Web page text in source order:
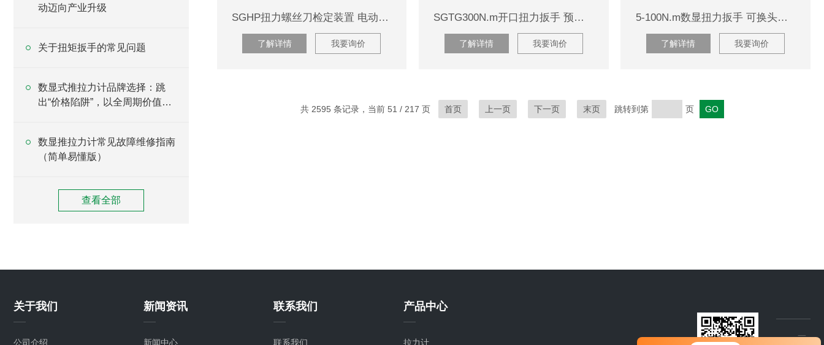
动迈向产业升级
关于扭矩扳手的常见问题
​数显式推拉力计品牌选择：跳
出“价格陷阱”，以全周期价值为
数显推拉力计常见故障维修指南
（简单易懂版）
查看全部
SGHP扭力螺丝刀检定装置 电动起子扭矩检测仪 扭力测试仪
了解详情 我要询价
SGTG300N.m开口扭力扳手 预置式扭矩扳手开口头 扭力计
了解详情 我要询价
5-100N.m数显扭力扳手 可换头扭矩扳手 扭力计
了解详情 我要询价
共 2595 条记录，当前 51 / 217 页 首页 上一页 下一页 末页 跳转到第 页
关于我们
公司介绍
新闻资讯
新闻中心
联系我们
联系我们
产品中心
拉力计